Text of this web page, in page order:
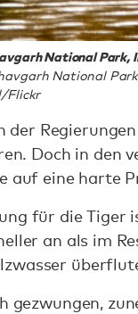
National Park,
National
Flickr
der
Doch in den
auf eine harte
für die Tiger
an als im
gezwungen,